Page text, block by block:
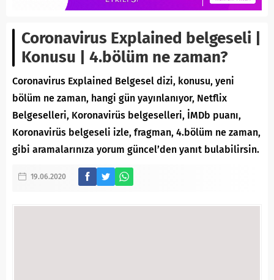
Coronavirus Explained belgeseli |
Konusu | 4.bölüm ne zaman?
Coronavirus Explained Belgesel dizi, konusu, yeni
bölüm ne zaman, hangi gün yayınlanıyor, Netflix
Belgeselleri, Koronavirüs belgeselleri, İMDb puanı,
Koronavirüs belgeseli izle, fragman, 4.bölüm ne zaman,
gibi aramalarınıza yorum güncel’den yanıt bulabilirsin.
19.06.2020